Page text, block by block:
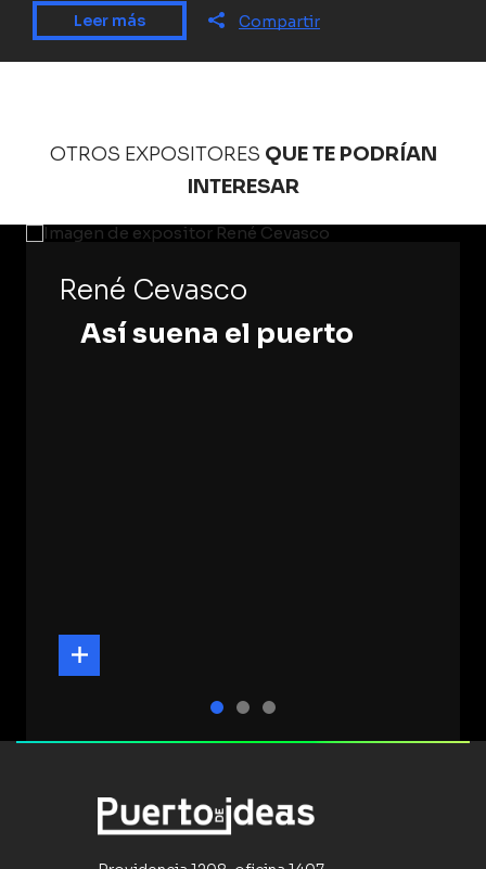
Leer más Compartir
OTROS EXPOSITORES QUE TE PODRÍAN
INTERESAR
René Cevasco
Así suena el puerto